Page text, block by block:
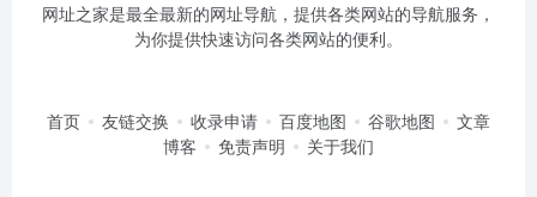
网址之家是最全最新的网址导航，提供各类网站的导航服务，
为你提供快速访问各类网站的便利。
首页 友链交换 收录申请 百度地图 谷歌地图
文章
博客
免责声明 关于我们